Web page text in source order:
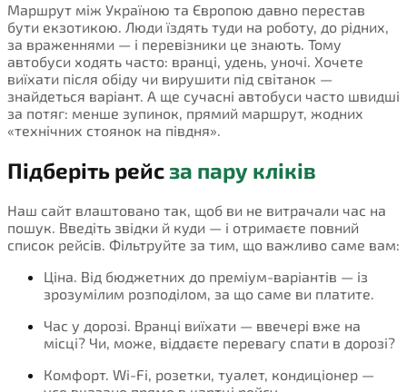
Маршрут між Україною та Європою давно перестав
бути екзотикою. Люди їздять туди на роботу, до рідних,
за враженнями — і перевізники це знають. Тому
автобуси ходять часто: вранці, удень, уночі. Хочете
виїхати після обіду чи вирушити під світанок —
знайдеться варіант. А ще сучасні автобуси часто швидші
за потяг: менше зупинок, прямий маршрут, жодних
«технічних стоянок на півдня».
Підберіть рейсза пару кліків
Наш сайт влаштовано так, щоб ви не витрачали час на
пошук. Введіть звідки й куди — і отримаєте повний
список рейсів. Фільтруйте за тим, що важливо саме вам:
Ціна. Від бюджетних до преміум-варіантів — із
зрозумілим розподілом, за що саме ви платите.
Час у дорозі. Вранці виїхати — ввечері вже на
місці? Чи, може, віддаєте перевагу спати в дорозі?
Комфорт. Wi-Fi, розетки, туалет, кондиціонер —